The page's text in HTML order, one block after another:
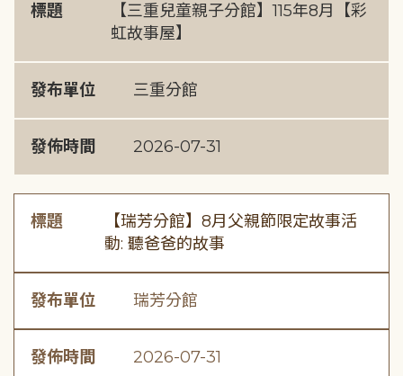
標題
【三重兒童親子分館】115年8月【彩
虹故事屋】
發布單位 三重分館
發佈時間 2026-07-31
標題
【瑞芳分館】8月父親節限定故事活
動: 聽爸爸的故事
發布單位 瑞芳分館
發佈時間 2026-07-31